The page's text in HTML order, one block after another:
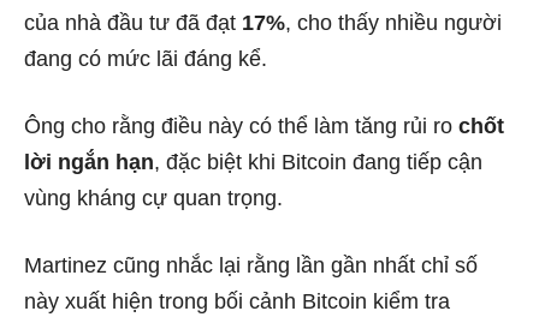
của nhà đầu tư đã đạt 17%, cho thấy nhiều người
đang có mức lãi đáng kể.
Ông cho rằng điều này có thể làm tăng rủi ro chốt
lời ngắn hạn, đặc biệt khi Bitcoin đang tiếp cận
vùng kháng cự quan trọng.
Martinez cũng nhắc lại rằng lần gần nhất chỉ số
này xuất hiện trong bối cảnh Bitcoin kiểm tra